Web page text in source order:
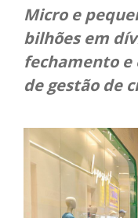
Micro e
bilhões em
fechamento e
de gestão de